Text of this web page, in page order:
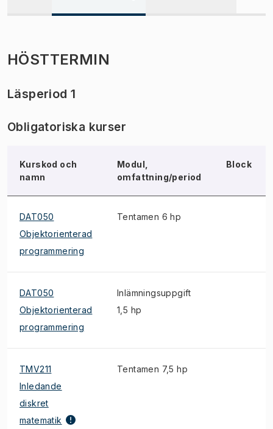
HÖSTTERMIN
Läsperiod 1
Obligatoriska kurser
Kurskod och
namn
Modul,
omfattning/period
Block
DAT050
Objektorienterad
programmering
Tentamen 6 hp
DAT050
Objektorienterad
programmering
Inlämningsuppgift
1,5 hp
TMV211
Inledande
diskret
matematik
Tentamen 7,5 hp